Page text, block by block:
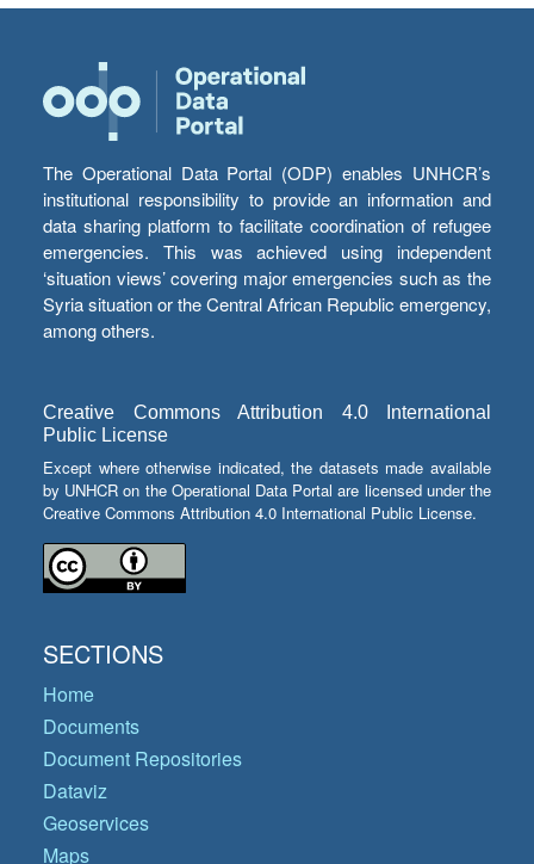
The Operational Data Portal (ODP) enables UNHCR’s
institutional responsibility to provide an information and
data sharing platform to facilitate coordination of refugee
emergencies. This was achieved using independent
‘situation views’ covering major emergencies such as the
Syria situation or the Central African Republic emergency,
among others.
Creative Commons Attribution 4.0 International
Public License
Except where otherwise indicated, the datasets made available
by UNHCR on the Operational Data Portal are licensed under the
Creative Commons Attribution 4.0 International Public License.
SECTIONS
Home
Documents
Document Repositories
Dataviz
Geoservices
Maps